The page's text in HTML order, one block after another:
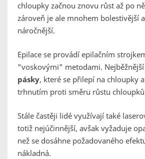
chloupky začnou znovu růst až po
zároveň je ale mnohem bolestivější
náročnější.
Epilace se provádí epilačním
"voskovými" metodami.
pásky, které se přilepí na chloupky
trhnutím proti směru růstu
Stále častěji lidé využívají také
totiž nejúčinnější, avšak vyžaduje
než se dosáhne požadovaného
nákladná.